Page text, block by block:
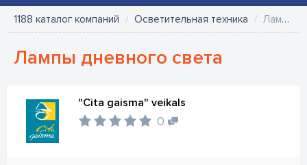
1188 каталог компаний Осветительная техника Лампы дневного света
Лампы дневного света
"Cita gaisma" veikals
0